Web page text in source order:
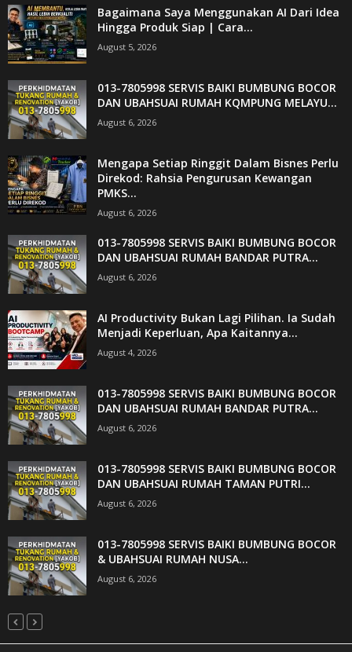
Bagaimana Saya Menggunakan AI Dari Idea
Hingga Produk Siap | Cara...
August 5, 2026
013-7805998 SERVIS BAIKI BUMBUNG BOCOR
DAN UBAHSUAI RUMAH KQMPUNG MELAYU...
August 6, 2026
Mengapa Setiap Ringgit Dalam Bisnes Perlu
Direkod: Rahsia Pengurusan Kewangan
PMKS...
August 6, 2026
013-7805998 SERVIS BAIKI BUMBUNG BOCOR
DAN UBAHSUAI RUMAH BANDAR PUTRA...
August 6, 2026
AI Productivity Bukan Lagi Pilihan. Ia Sudah
Menjadi Keperluan, Apa Kaitannya...
August 4, 2026
013-7805998 SERVIS BAIKI BUMBUNG BOCOR
DAN UBAHSUAI RUMAH BANDAR PUTRA...
August 6, 2026
013-7805998 SERVIS BAIKI BUMBUNG BOCOR
DAN UBAHSUAI RUMAH TAMAN PUTRI...
August 6, 2026
013-7805998 SERVIS BAIKI BUMBUNG BOCOR
& UBAHSUAI RUMAH NUSA...
August 6, 2026